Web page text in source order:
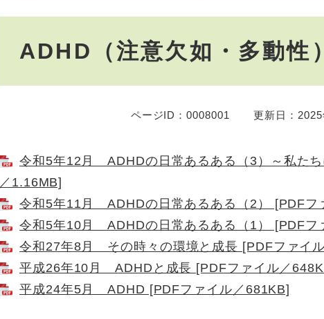
ADHD（注意欠如・多動性）
ページID：0008001 更新日：
令和5年12月 ADHDの日常あるある（3）～私た
／1.16MB]
令和5年11月 ADHDの日常あるある（2） [PDFフ
令和5年10月 ADHDの日常あるある（1） [PDFフ
令和27年8月 その時々の環境と成長 [PDFファイ
平成26年10月 ADHDと成長 [PDFファイル／
​​平成24年5月 ADHD [PDFファイル／681KB]